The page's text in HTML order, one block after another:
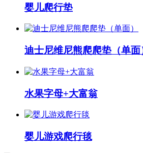
婴儿爬行垫
迪士尼维尼熊爬爬垫（单面
水果字母+大富翁
婴儿游戏爬行毯